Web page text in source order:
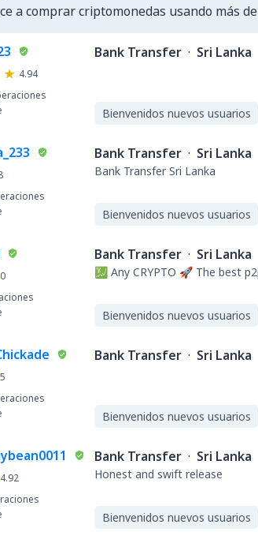
a comprar criptomonedas usando más
4.94
Bank Transfer · Sri Lanka
Bienvenidos nuevos usuarios
Bank Transfer · Sri Lanka
Bank Transfer Sri Lanka
Bienvenidos nuevos usuarios
0
Bank Transfer · Sri Lanka
💹 Any CRYPTO 🚀 The best
Bienvenidos nuevos usuarios
5
Bank Transfer · Sri Lanka
Bienvenidos nuevos usuarios
4.92
Bank Transfer · Sri Lanka
Honest and swift release
Bienvenidos nuevos usuarios